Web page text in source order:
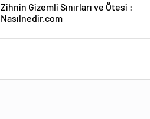
Zihnin Gizemli Sınırları ve Ötesi :
Nasılnedir.com